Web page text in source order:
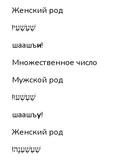
Женский род
שַׁעְשְׁעִי!‏
шаашъи!
Множественное число
Мужской род
שַׁעְשְׁעוּ!‏
шаашъу!
Женский род
שַׁעְשַׁעְנָה!‏